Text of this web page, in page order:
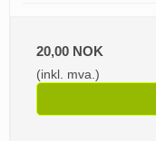
20,00 NOK
(inkl. mva.)